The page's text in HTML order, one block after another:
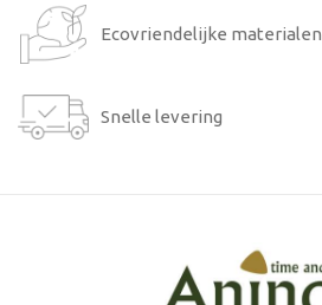
Ecovriendelijke materialen
Snelle levering